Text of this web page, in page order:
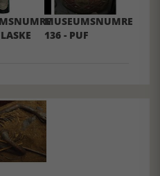
MUSEUMSNUMRE
136 - PUF